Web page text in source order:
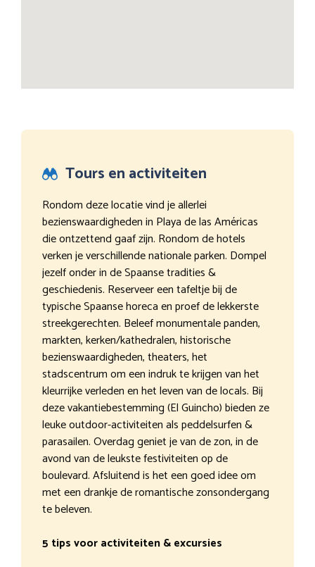
Tours en activiteiten
Rondom deze locatie vind je allerlei
bezienswaardigheden in Playa de las Américas
die ontzettend gaaf zijn. Rondom de hotels
verken je verschillende nationale parken. Dompel
jezelf onder in de Spaanse tradities &
geschiedenis. Reserveer een tafeltje bij de
typische Spaanse horeca en proef de lekkerste
streekgerechten. Beleef monumentale panden,
markten, kerken/kathedralen, historische
bezienswaardigheden, theaters, het
stadscentrum om een indruk te krijgen van het
kleurrijke verleden en het leven van de locals. Bij
deze vakantiebestemming (El Guincho) bieden ze
leuke outdoor-activiteiten als peddelsurfen &
parasailen. Overdag geniet je van de zon, in de
avond van de leukste festiviteiten op de
boulevard. Afsluitend is het een goed idee om
met een drankje de romantische zonsondergang
te beleven.
5 tips voor activiteiten & excursies